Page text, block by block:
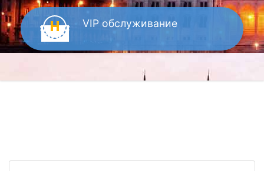
VIP обслуживание